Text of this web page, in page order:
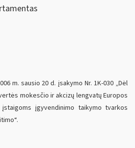
m. sausio 20 d. įsakymo Nr. 1K-030 „Dėl
mokesčio ir akcizų lengvatų Europos
įgyvendinimo taikymo tvarkos